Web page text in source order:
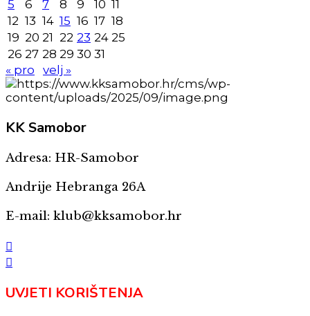
5
6 7 8 9 10 11
12 13 14 15 16 17 18
19 20 21 22 23 24 25
26 27 28 29 30 31
« pro
velj »
KKSamobor
Adresa: HR-Samobor
Andrije Hebranga 26A
E-mail: klub@kksamobor.hr
UVJETI KORIŠTENJA